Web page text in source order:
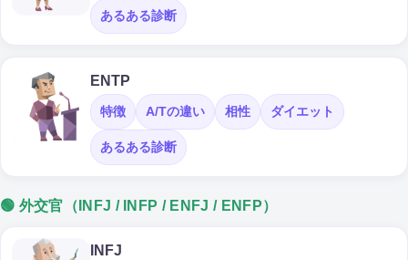
あるある診断
ENTP
特徴 A/Tの違い 相性 ダイエット
あるある診断
🟢 外交官（INFJ / INFP / ENFJ / ENFP）
INFJ